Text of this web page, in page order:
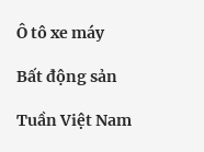
Ô tô xe máy
Bất động sản
Tuần Việt Nam